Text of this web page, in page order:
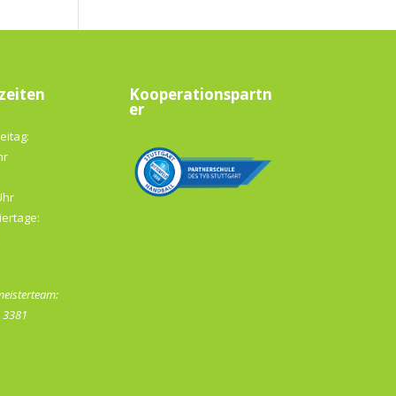
Kooperationspartn
er